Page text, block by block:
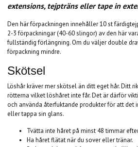
extensions, tejpträns eller tape in
Den här förpackningen innehåller 10 st
2-3 förpackningar (40-60 slingor) av den här
fullständig förlängning. Om du väljer double
förpackning mindre.
Skötsel
Löshår kräver mer skötsel än ditt eget hår. Ditt
rötterna vilket löshåret inte får. Det är därför
och använda återfuktande produkter för att det
eller tappa sin glans.
Tvätta inte håret på minst 48 timmar
Ha håret flätat när du sover eller tränar.